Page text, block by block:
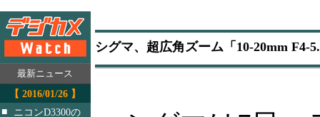
最新ニュース
【 2016/01/26 】
■
ニコンD3300の
シグマ、超広角ズーム「10-20mm F4-